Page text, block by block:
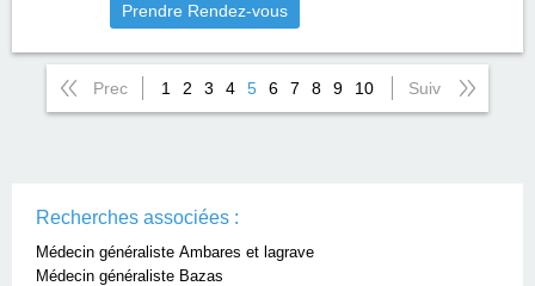
Prendre Rendez-vous
Prec 1 2 3 4 5 6 7 8 9 10 Suiv
Recherches associées :
Médecin généraliste Ambares et lagrave
Médecin généraliste Bazas